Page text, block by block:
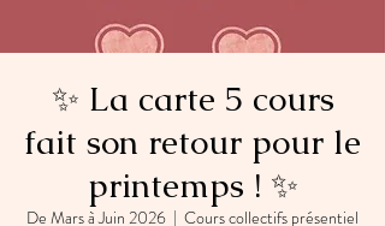
✨ La carte 5 cours
fait son retour pour le
printemps ! ✨
De Mars à Juin 2026
  |
Cours collectifs présentiel